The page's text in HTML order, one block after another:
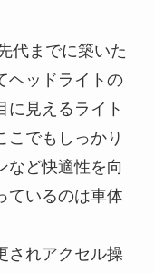
代までに築いた
ヘッドライトの
に見えるライト
こでもしっかり
など快適性を向
ているのは車体
されアクセル操